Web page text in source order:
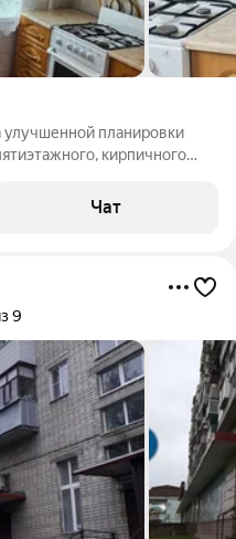
улучшенной планировки
кирпичного
проживания: газ.
Чат
9